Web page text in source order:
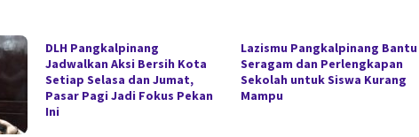
DLH Pangkalpinang
Jadwalkan Aksi Bersih Kota
Setiap Selasa dan Jumat,
Pasar Pagi Jadi Fokus Pekan
Ini
Lazismu Pangkalpinang Bantu
Seragam dan Perlengkapan
Sekolah untuk Siswa Kurang
Mampu